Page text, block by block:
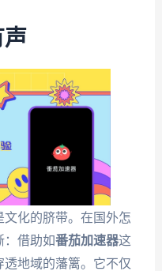
化的脐带。在国外怎
：借助如番茄加速器这
地域的藩篱。它不仅